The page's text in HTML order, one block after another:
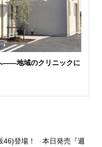
――地域のクリニックに
46)登場！ 本日発売『週